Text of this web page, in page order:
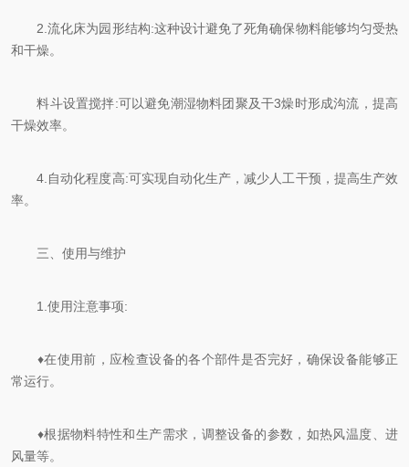
2.流化床为园形结构:这种设计避免了死角确保物料能够均匀受热
和干燥。
料斗设置搅拌:可以避免潮湿物料团聚及干3燥时形成沟流，提高
干燥效率。
4.自动化程度高:可实现自动化生产，减少人工干预，提高生产效
率。
三、使用与维护
1.使用注意事项:
♦在使用前，应检查设备的各个部件是否完好，确保设备能够正
常运行。
♦根据物料特性和生产需求，调整设备的参数，如热风温度、进
风量等。